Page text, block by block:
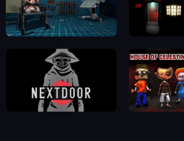
Hospital: Survive the Night Bear Haven
NextDoor